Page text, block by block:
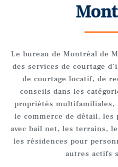
Le bureau de Montréal de
des services de courtage
de courtage locatif, de
conseils dans les
propriétés multifamiliales,
le commerce de détail, les
avec bail net, les terrains,
les résidences pour
autres actifs